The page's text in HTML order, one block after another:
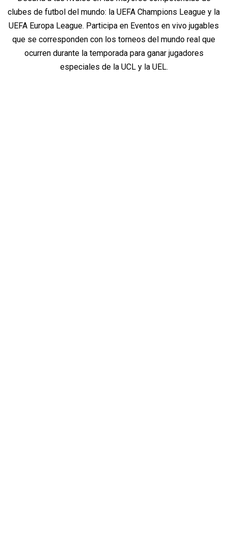
clubes de futbol del mundo: la UEFA Champions League y la
UEFA Europa League. Participa en Eventos en vivo jugables
que se corresponden con los torneos del mundo real que
ocurren durante la temporada para ganar jugadores
especiales de la UCL y la UEL.